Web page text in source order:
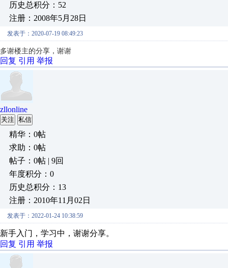
历史总积分：52
注册：2008年5月28日
发表于：2020-07-19 08:49:23
多谢楼主的分享，谢谢
回复 引用 举报
zllonline
关注 私信
精华：0帖
求助：0帖
帖子：0帖 | 9回
年度积分：0
历史总积分：13
注册：2010年11月02日
发表于：2022-01-24 10:38:59
新手入门，学习中，谢谢分享。
回复 引用 举报